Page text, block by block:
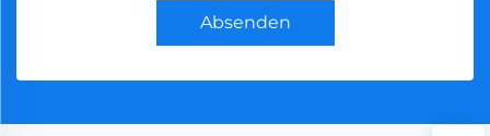
Absenden